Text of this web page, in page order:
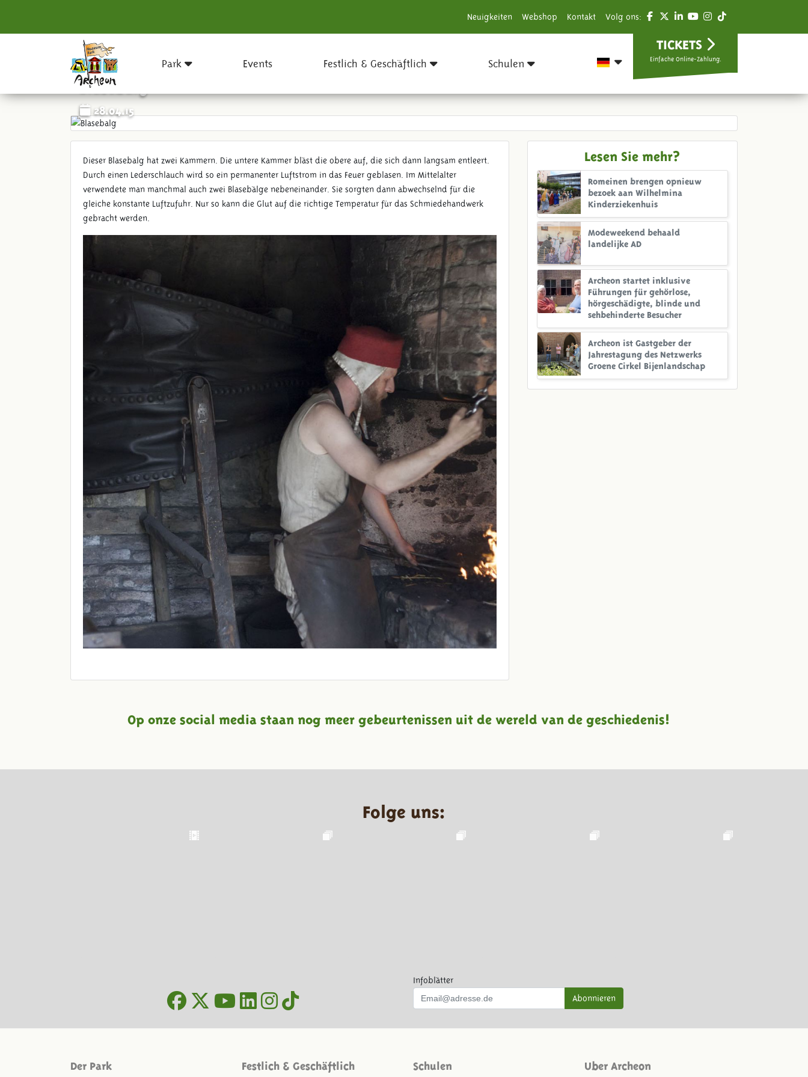
Neuigkeiten Webshop Kontakt Volg ons:
Park Events Festlich & Geschäftlich Schulen
TICKETS
Einfache Online-Zahlung.
Blasebalg
28.04.15
Dieser Blasebalg hat zwei Kammern. Die untere Kammer bläst die obere auf, die sich dann langsam entleert.
Durch einen Lederschlauch wird so ein permanenter Luftstrom in das Feuer geblasen. Im Mittelalter
verwendete man manchmal auch zwei Blasebälge nebeneinander. Sie sorgten dann abwechselnd für die
gleiche konstante Luftzufuhr. Nur so kann die Glut auf die richtige Temperatur für das Schmiedehandwerk
gebracht werden.
Lesen Sie mehr?
Romeinen brengen opnieuw
bezoek aan Wilhelmina
Kinderziekenhuis
Modeweekend behaald
landelijke AD
Archeon startet inklusive
Führungen für gehörlose,
hörgeschädigte, blinde und
sehbehinderte Besucher
Archeon ist Gastgeber der
Jahrestagung des Netzwerks
Groene Cirkel Bijenlandschap
Op onze social media staan nog meer gebeurtenissen uit de wereld van de geschiedenis!
Folge uns:
Infoblätter
Abonnieren
Der Park Festlich & Geschäftlich Schulen Uber Archeon